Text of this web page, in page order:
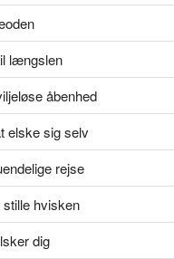
længslen
åbenhed
elske sig selv
rejse
hvisken
dig